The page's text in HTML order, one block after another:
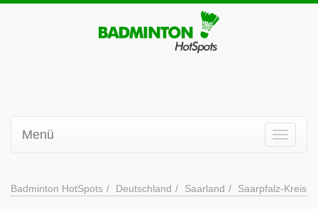
Menü
Badminton HotSpots Deutschland Saarland Saarpfalz-Kreis